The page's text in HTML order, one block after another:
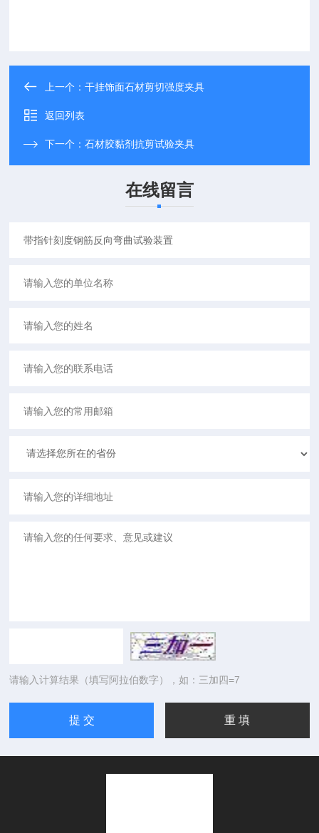
上一个：干挂饰面石材剪切强度夹具
返回列表
下一个：石材胶黏剂抗剪试验夹具
在线留言
请输入计算结果（填写阿拉伯数字），如：三加四=7